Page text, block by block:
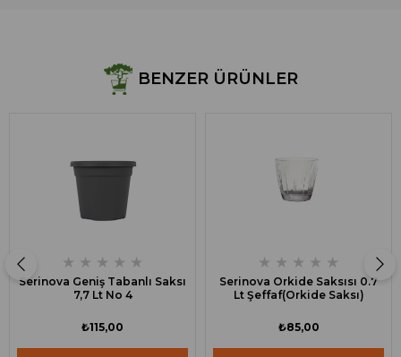
BENZER ÜRÜNLER
★ ★ ★ ★ ★
Serinova Geniş Tabanlı Saksı
7,7 Lt No 4
₺115,00
★ ★ ★ ★ ★
Serinova Orkide Saksısı 0.7
Lt Şeffaf(Orkide Saksı)
₺85,00